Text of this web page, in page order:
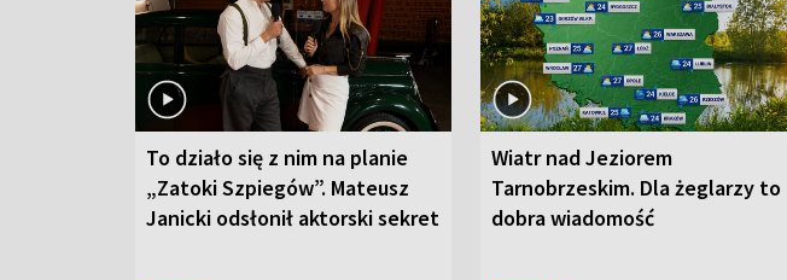
To działo się z nim na planie
„Zatoki Szpiegów”. Mateusz
Janicki odsłonił aktorski sekret
Wiatr nad Jeziorem
Tarnobrzeskim. Dla żeglarzy to
dobra wiadomość